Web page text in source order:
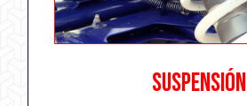
SUSPENSIÓN